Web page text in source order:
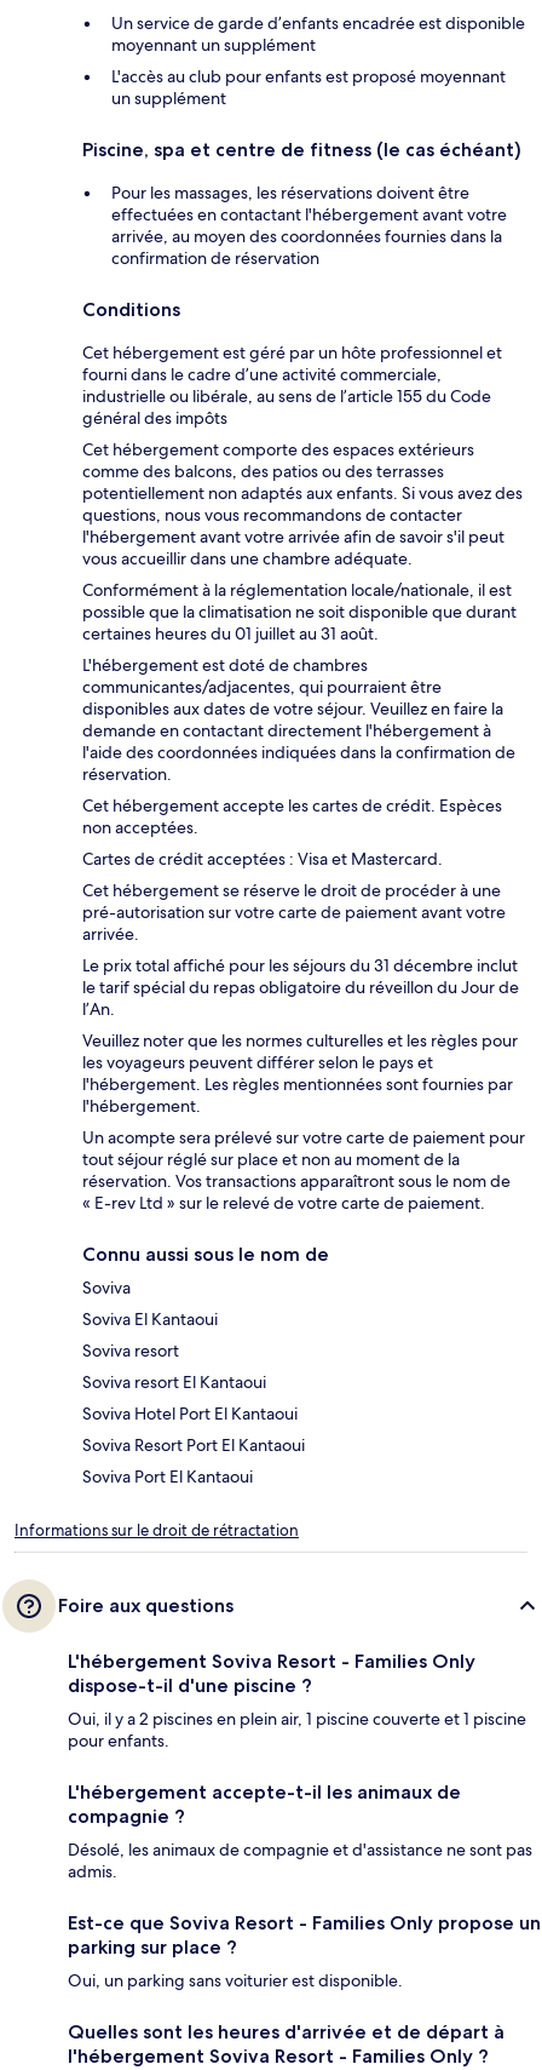
Un service de garde d’enfants encadrée est disponible
moyennant un supplément
L'accès au club pour enfants est proposé moyennant
un supplément
Piscine, spa et centre de fitness (le cas échéant)
Pour les massages, les réservations doivent être
effectuées en contactant l'hébergement avant votre
arrivée, au moyen des coordonnées fournies dans la
confirmation de réservation
Conditions
Cet hébergement est géré par un hôte professionnel et
fourni dans le cadre d’une activité commerciale,
industrielle ou libérale, au sens de l’article 155 du Code
général des impôts
Cet hébergement comporte des espaces extérieurs
comme des balcons, des patios ou des terrasses
potentiellement non adaptés aux enfants. Si vous avez des
questions, nous vous recommandons de contacter
l'hébergement avant votre arrivée afin de savoir s'il peut
vous accueillir dans une chambre adéquate.
Conformément à la réglementation locale/nationale, il est
possible que la climatisation ne soit disponible que durant
certaines heures du 01 juillet au 31 août.
L'hébergement est doté de chambres
communicantes/adjacentes, qui pourraient être
disponibles aux dates de votre séjour. Veuillez en faire la
demande en contactant directement l'hébergement à
l'aide des coordonnées indiquées dans la confirmation de
réservation.
Cet hébergement accepte les cartes de crédit. Espèces
non acceptées.
Cartes de crédit acceptées : Visa et Mastercard.
Cet hébergement se réserve le droit de procéder à une
pré-autorisation sur votre carte de paiement avant votre
arrivée.
Le prix total affiché pour les séjours du 31 décembre inclut
le tarif spécial du repas obligatoire du réveillon du Jour de
l’An.
Veuillez noter que les normes culturelles et les règles pour
les voyageurs peuvent différer selon le pays et
l'hébergement. Les règles mentionnées sont fournies par
l'hébergement.
Un acompte sera prélevé sur votre carte de paiement pour
tout séjour réglé sur place et non au moment de la
réservation. Vos transactions apparaîtront sous le nom de
« E-rev Ltd » sur le relevé de votre carte de paiement.
Connu aussi sous le nom de
Soviva
Soviva El Kantaoui
Soviva resort
Soviva resort El Kantaoui
Soviva Hotel Port El Kantaoui
Soviva Resort Port El Kantaoui
Soviva Port El Kantaoui
Informations sur le droit de rétractation
Foire aux questions
L'hébergement Soviva Resort - Families Only
dispose-t-il d'une piscine ?
Oui, il y a 2 piscines en plein air, 1 piscine couverte et 1 piscine
pour enfants.
L'hébergement accepte-t-il les animaux de
compagnie ?
Désolé, les animaux de compagnie et d'assistance ne sont pas
admis.
Est-ce que Soviva Resort - Families Only propose un
parking sur place ?
Oui, un parking sans voiturier est disponible.
Quelles sont les heures d'arrivée et de départ à
l'hébergement Soviva Resort - Families Only ?